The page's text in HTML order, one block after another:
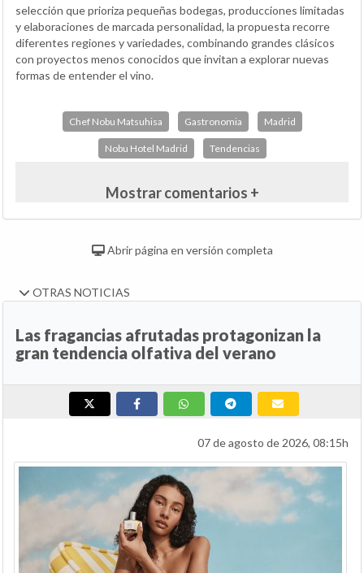
selección que prioriza pequeñas bodegas, producciones limitadas
y elaboraciones de marcada personalidad, la propuesta recorre
diferentes regiones y variedades, combinando grandes clásicos
con proyectos menos conocidos que invitan a explorar nuevas
formas de entender el vino.
Chef Nobu Matsuhisa Gastronomia Madrid
Nobu Hotel Madrid Tendencias
Mostrar comentarios +
Abrir página en versión completa
OTRAS NOTICIAS
Las fragancias afrutadas protagonizan la
gran tendencia olfativa del verano
07 de agosto de 2026, 08:15h